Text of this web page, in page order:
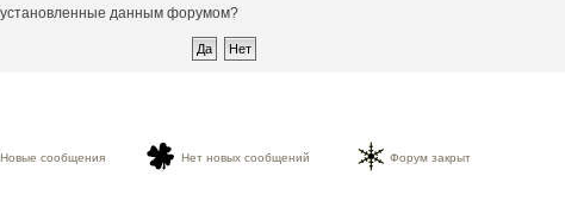
установленные данным форумом?
Новые сообщения Нет новых сообщений Форум закрыт